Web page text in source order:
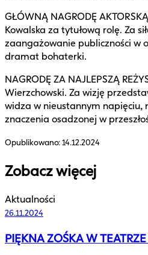
GŁÓWNĄ NAGRODĘ
Kowalska za tytułową rolę. Za
zaangażowanie publiczności w
dramat bohaterki.
NAGRODĘ ZA NAJLEPSZĄ
Wierzchowski. Za wizję
widza w nieustannym napięciu,
znaczenia osadzonej w
Opublikowano:14.12.2024
Zobacz więcej
Aktualności
26.11.2024
PIĘKNA ZOŚKA W